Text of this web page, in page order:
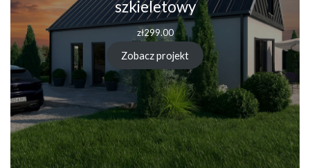
szkieletowy
zł299.00
Zobacz projekt